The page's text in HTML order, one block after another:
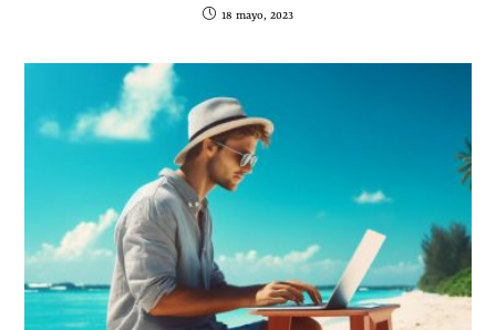
18 mayo, 2023